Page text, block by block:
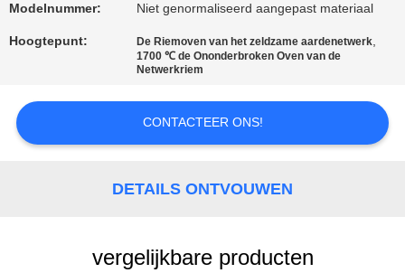
VRAAG
OFFERTE
SITEMAP
Modelnummer: Niet genormaliseerd aangepast materiaal
Hoogtepunt: De Riemoven van het zeldzame aardenetwerk,
1700 ℃ de Ononderbroken Oven van de
Netwerkriem
CONTACTEER ONS!
DETAILS ONTVOUWEN
vergelijkbare producten